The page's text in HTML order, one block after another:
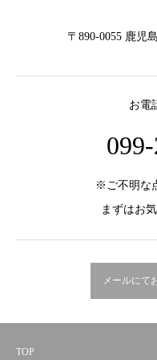
〒890-0055 鹿児
お電
※ご不明な
まずはお
メールにて
TOP